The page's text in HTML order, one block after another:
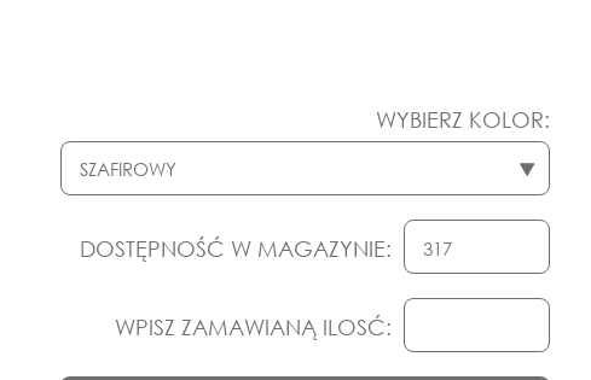
WYBIERZ KOLOR:
DOSTĘPNOŚĆ W MAGAZYNIE:
WPISZ ZAMAWIANĄ ILOSĆ: